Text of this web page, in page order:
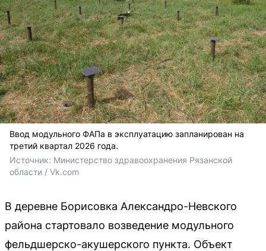
Ввод модульного ФАПа в эксплуатацию запланирован на
третий квартал 2026 года.
Источник: Министерство здравоохранения Рязанской
области / Vk.com
В деревне Борисовка Александро-Невского
района стартовало возведение модульного
фельдшерско-акушерского пункта. Объект